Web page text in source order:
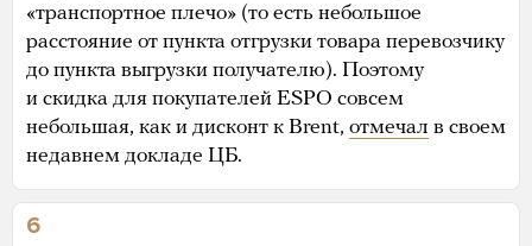
«транспортное плечо» (то есть небольшое
расстояние от пункта отгрузки товара перевозчику
до пункта выгрузки получателю). Поэтому
и скидка для покупателей ESPO совсем
небольшая, как и дисконт к Brent, отмечал в своем
недавнем докладе ЦБ.
6